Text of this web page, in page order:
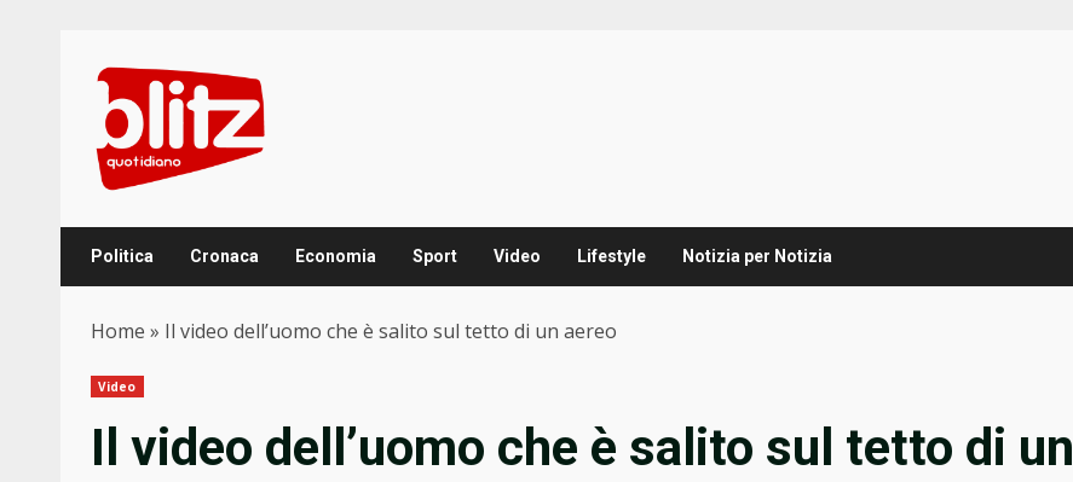
content
Politica Cronaca Economia Sport Video Lifestyle Notizia per Notizia
Home » Il video dell’uomo che è salito sul tetto di un aereo
Video
Il video dell’uomo che è salito sul tetto di un